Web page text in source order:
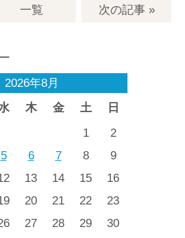
一覧 次の記事»
2026年8月
木 金 土 日
1
2
5 6 7 8
9
13 14 15
16
20 21 22
23
27 28 29
30